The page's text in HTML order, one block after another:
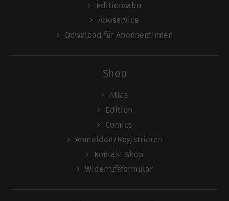
Editionsabo
Aboservice
Download für AbonnentInnen
Shop
Atlas
Edition
Comics
Anmelden/Registrieren
Kontakt Shop
Widerrufsformular